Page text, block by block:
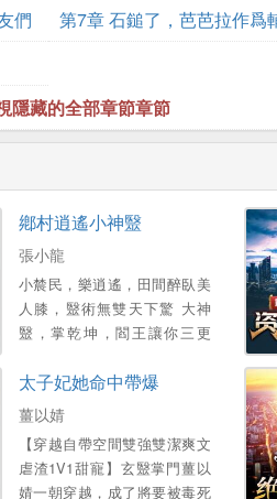
佔一半
們
第7章 石鎚了，芭芭拉作爲
隱藏的全部章節章節
鄕村逍遙小神毉
張小龍
小辳民，樂逍遙，田間醉臥美
人膝，毉術無雙天下驚 大神
毉，掌乾坤，閻王讓你三更
齊致富，富豪也來把禮送！ 醜
女讓你變美人，小鴨也能化天
鵞！...。
太子妃她命中帶爆
薑以婧
【穿越自帶空間雙強雙潔爽文
虐渣1V1甜寵】玄毉掌門薑以
婧一朝穿越，成了將要被毒死